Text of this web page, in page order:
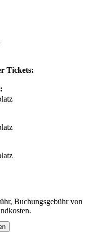
Tickets:
Buchungsgebühr von